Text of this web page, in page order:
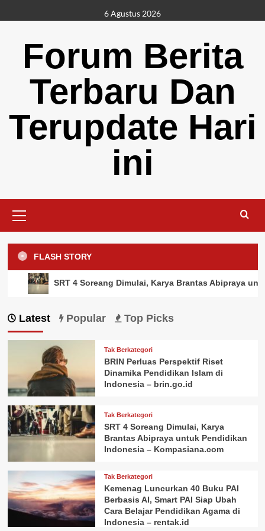
to
6 Agustus 2026
Forum Berita
Terbaru Dan
Terupdate Hari
ini
Menu
FLASH STORY
Karya Brantas Abipraya untuk Pendidikan Indonesia –
Latest Popular Top Picks
Tak Berkategori
BRIN Perluas Perspektif Riset
Dinamika Pendidikan Islam di
Indonesia – brin.go.id
Tak Berkategori
SRT 4 Soreang Dimulai, Karya
Brantas Abipraya untuk Pendidikan
Indonesia – Kompasiana.com
Tak Berkategori
Kemenag Luncurkan 40 Buku PAI
Berbasis AI, Smart PAI Siap Ubah
Cara Belajar Pendidikan Agama di
Indonesia – rentak.id